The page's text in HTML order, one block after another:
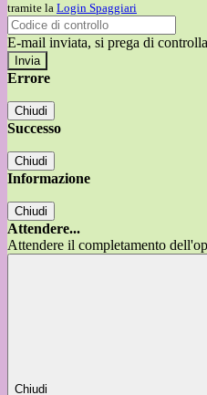
tramite la Login Spaggiari
E-mail inviata, si prega di
Errore
Chiudi
Successo
Chiudi
Informazione
Chiudi
Attendere...
Attendere il completamento
Chiudi